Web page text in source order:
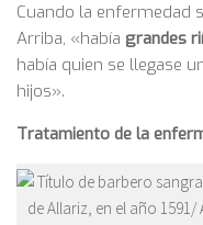
Cuando la enfermedad
Arriba, «había grandes
había quien se llegase
hijos».
Tratamiento de la